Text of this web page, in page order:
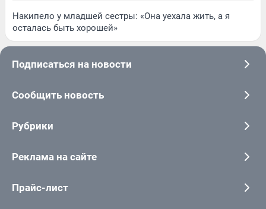
Накипело у младшей сестры: «Она уехала жить, а я
осталась быть хорошей»
Подписаться на новости
Сообщить новость
Рубрики
Реклама на сайте
Прайс-лист